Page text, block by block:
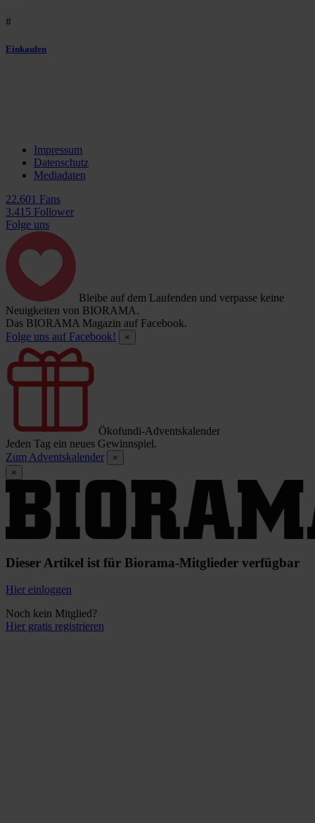
#
Einkaufen
Impressum
Datenschutz
Mediadaten
22.601 Fans
3.415 Follower
Folge uns
Bleibe auf dem Laufenden und verpasse keine
Neuigkeiten von BIORAMA.
Das BIORAMA Magazin auf Facebook.
Folge uns auf Facebook!
×
Ökofundi-Adventskalender
Jeden Tag ein neues Gewinnspiel.
Zum Adventskalender
×
×
Dieser Artikel ist für Biorama-Mitglieder verfügbar
Hier einloggen
Noch kein Mitglied?
Hier gratis registrieren